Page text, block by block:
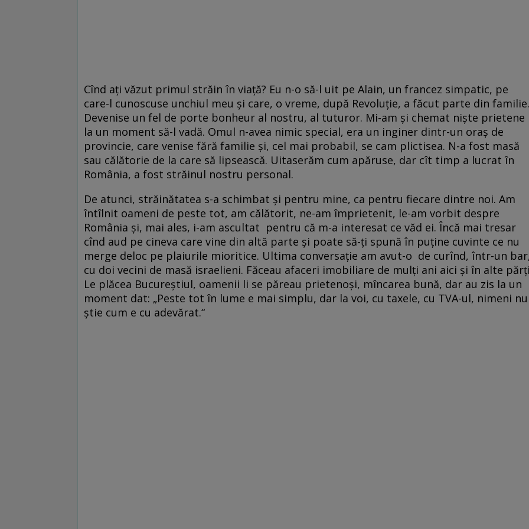
Cînd ați văzut primul străin în viață? Eu n-o să-l uit pe Alain, un francez simpatic, pe
care-l cunoscuse unchiul meu și care, o vreme, după Revoluție, a făcut parte din familie.
Devenise un fel de porte bonheur al nostru, al tuturor. Mi-am și chemat niște prietene
la un moment să-l vadă. Omul n-avea nimic special, era un inginer dintr-un oraș de
provincie, care venise fără familie și, cel mai probabil, se cam plictisea. N-a fost masă
sau călătorie de la care să lipsească. Uitaserăm cum apăruse, dar cît timp a lucrat în
România, a fost străinul nostru personal.
De atunci, străinătatea s-a schimbat și pentru mine, ca pentru fiecare dintre noi. Am
întîlnit oameni de peste tot, am călătorit, ne-am împrietenit, le-am vorbit despre
România și, mai ales, i-am ascultat pentru că m-a interesat ce văd ei. Încă mai tresar
cînd aud pe cineva care vine din altă parte și poate să-ți spună în puține cuvinte ce nu
merge deloc pe plaiurile mioritice. Ultima conversație am avut-o de curînd, într-un
cu doi vecini de masă israelieni. Făceau afaceri imobiliare de mulți ani aici și în alte
Le plăcea Bucureștiul, oamenii li se păreau prietenoși, mîncarea bună, dar au zis la un
moment dat: „Peste tot în lume e mai simplu, dar la voi, cu taxele, cu TVA-ul, nimeni nu
știe cum e cu adevărat.“